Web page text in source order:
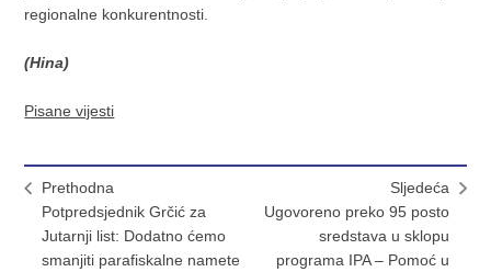
regionalne konkurentnosti.
(Hina)
Pisane vijesti
Prethodna
Potpredsjednik Grčić za
Jutarnji list: Dodatno ćemo
smanjiti parafiskalne namete
Sljedeća
Ugovoreno preko 95 posto
sredstava u sklopu
programa IPA – Pomoć u